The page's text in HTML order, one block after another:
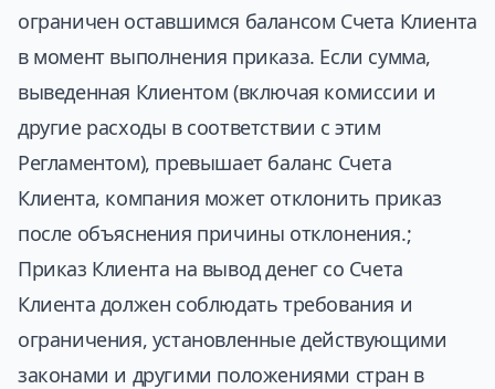
ограничен оставшимся балансом Счета Клиента
в момент выполнения приказа. Если сумма,
выведенная Клиентом (включая комиссии и
другие расходы в соответствии с этим
Регламентом), превышает баланс Счета
Клиента, компания может отклонить приказ
после объяснения причины отклонения.;
Приказ Клиента на вывод денег со Счета
Клиента должен соблюдать требования и
ограничения, установленные действующими
законами и другими положениями стран в